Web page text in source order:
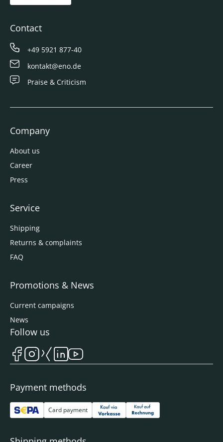
Contact
+49 5921 877-40
kontakt@eno.de
Praise & Criticism
Company
About us
Career
Press
Service
Shipping
Returns & complaints
FAQ
Promotions & News
Current campaigns
News
Payment methods
Card payment
Follow us